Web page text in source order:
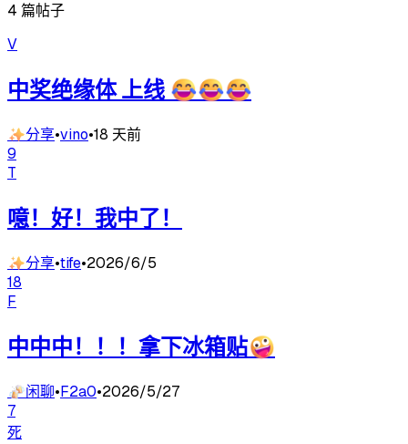
4 篇帖子
V
中奖绝缘体 上线 😂😂😂
✨分享•vino•18 天前
9
T
噫！好！我中了！
✨分享•tife•2026/6/5
18
F
中中中！！！拿下冰箱贴🤪
🍻闲聊•F2a0•2026/5/27
7
死